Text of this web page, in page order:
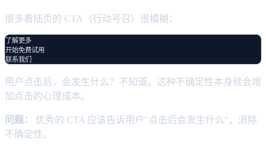
很多着陆页的 CTA（行动号召）很模糊：
了解更多
开始免费试用
用户点击后，会发生什么？不知道。这种不确定性本身就会增
加点击的心理成本。
问题：
优秀的 CTA 应该告诉用户"点击后会发生什么"，消除
不确定性。